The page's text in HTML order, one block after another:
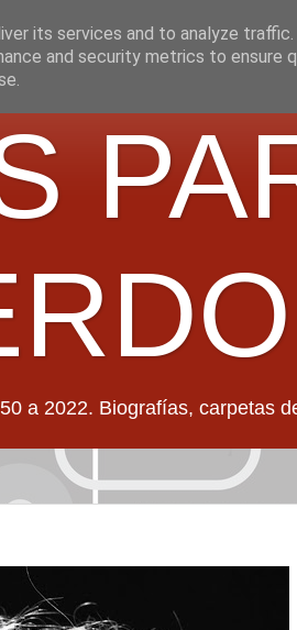
a 2022. Biografías, carpetas
its services and to analyze traffic.
and security metrics to ensure